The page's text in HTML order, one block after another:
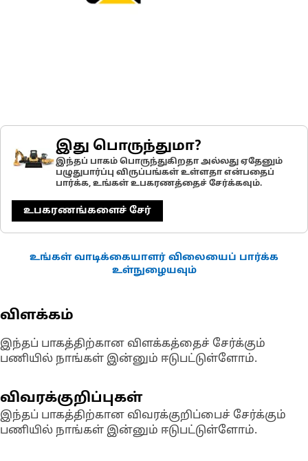
இது பொருந்துமா?
இந்தப் பாகம் பொருந்துகிறதா அல்லது ஏதேனும்
பழுதுபார்ப்பு விருப்பங்கள் உள்ளதா என்பதைப்
பார்க்க, உங்கள் உபகரணத்தைச் சேர்க்கவும்.
உபகரணங்களைச் சேர்
உங்கள் வாடிக்கையாளர் விலையைப் பார்க்க
உள்நுழையவும்
விளக்கம்
இந்தப் பாகத்திற்கான விளக்கத்தைச் சேர்க்கும்
பணியில் நாங்கள் இன்னும் ஈடுபட்டுள்ளோம்.
விவரக்குறிப்புகள்
இந்தப் பாகத்திற்கான விவரக்குறிப்பைச் சேர்க்கும்
பணியில் நாங்கள் இன்னும் ஈடுபட்டுள்ளோம்.